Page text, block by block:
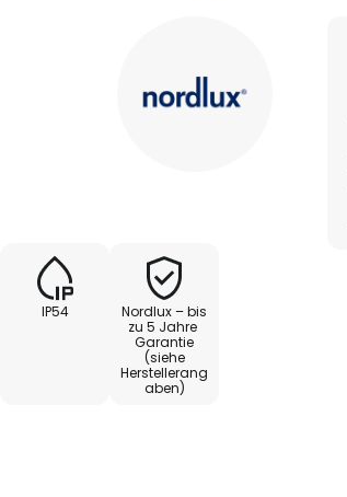
IP54
Nordlux – bis
zu 5 Jahre
Garantie
(siehe
Herstellerang
aben)